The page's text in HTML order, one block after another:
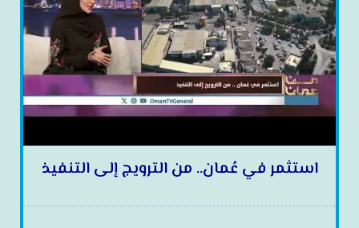
استثمر في عُمان.. من الترويج إلى التنفيذ